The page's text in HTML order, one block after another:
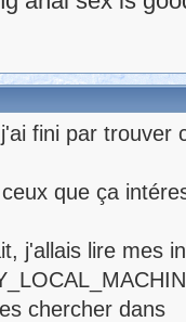
fini par trouver
que ça
j'allais lire mes
chercher dans